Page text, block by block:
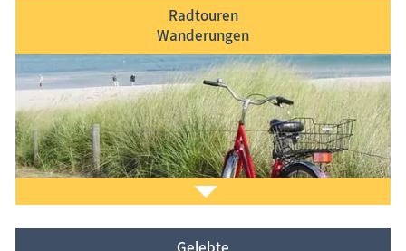
Finden Sie Ihren bevorzugten Strand. Unser
Strandabschnitt-Finderhilft Ihnen bei der Suche
nach barrierearmen oder bewachten Stränden, FKK-
oder Hundstränden, …
Radtouren
Wanderungen